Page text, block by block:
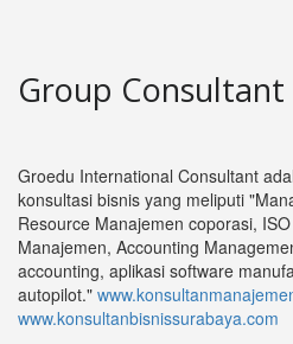
Group
Groedu International Consultant
konsultasi bisnis yang meliputi
Resource Manajemen coporasi,
Manajemen, Accounting
accounting, aplikasi software
autopilot."
www.konsultanbisnissurabaya.com